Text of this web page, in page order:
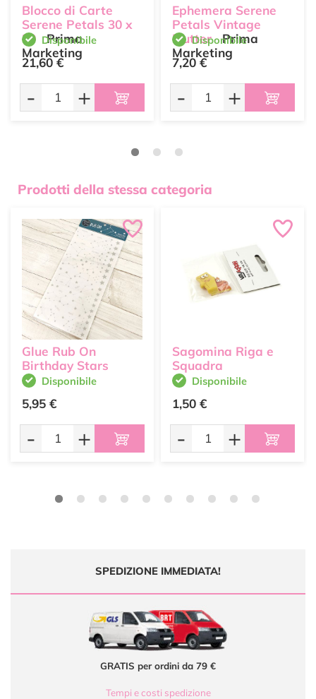
Blocco di Carte
Serene Petals 30 x
30 Prima
Marketing
Disponibile
21,60 €
- +
Ephemera Serene
Petals Vintage
Flutter Prima
Marketing
Disponibile
7,20 €
- +
Prodotti della stessa categoria
Glue Rub On
Birthday Stars
Disponibile
5,95 €
- +
Sagomina Riga e
Squadra
Disponibile
1,50 €
- +
SPEDIZIONE IMMEDIATA!
GRATIS per ordini da 79 €
Tempi e costi spedizione